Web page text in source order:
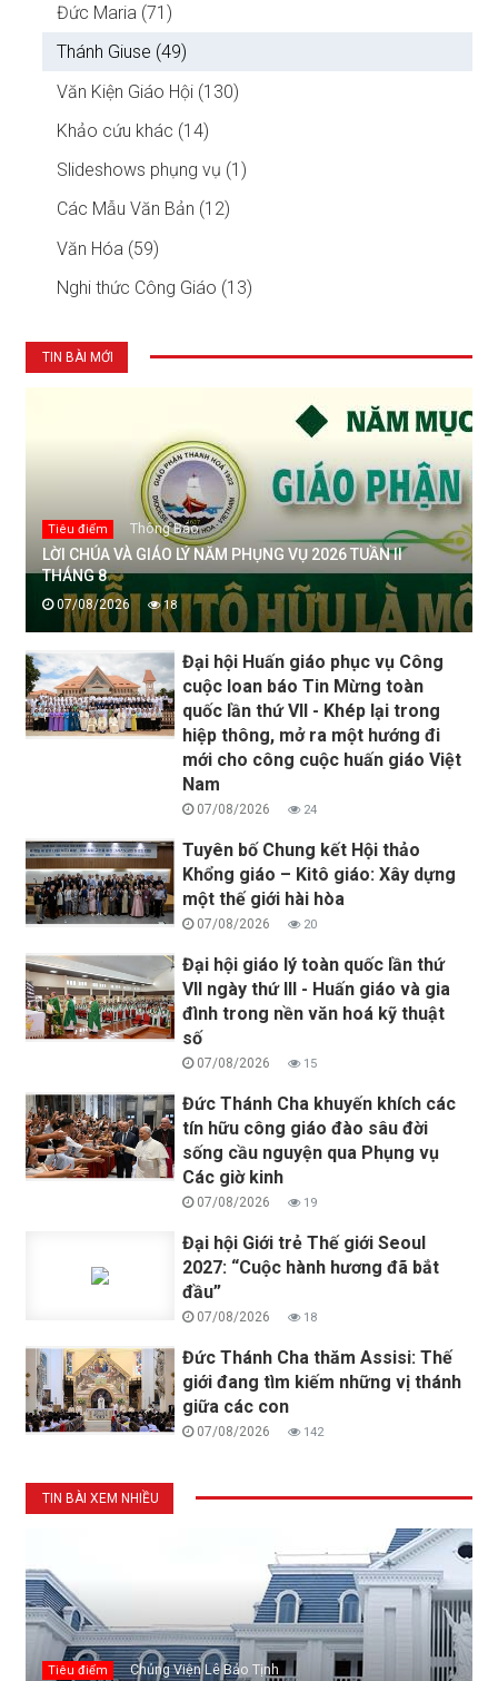
Đức Maria (71)
Thánh Giuse (49)
Văn Kiện Giáo Hội (130)
Khảo cứu khác (14)
Slideshows phụng vụ (1)
Các Mẫu Văn Bản (12)
Văn Hóa (59)
Nghi thức Công Giáo (13)
TIN BÀI MỚI
Tiêu điểm Thông Báo
LỜI CHÚA VÀ GIÁO LÝ NĂM PHỤNG VỤ 2026 TUẦN II
THÁNG 8
07/08/2026 18
Đại hội Huấn giáo phục vụ Công
cuộc loan báo Tin Mừng toàn
quốc lần thứ VII - Khép lại trong
hiệp thông, mở ra một hướng đi
mới cho công cuộc huấn giáo Việt
Nam
07/08/2026 24
Tuyên bố Chung kết Hội thảo
Khổng giáo – Kitô giáo: Xây dựng
một thế giới hài hòa
07/08/2026 20
Đại hội giáo lý toàn quốc lần thứ
VII ngày thứ III - Huấn giáo và gia
đình trong nền văn hoá kỹ thuật
số
07/08/2026 15
Đức Thánh Cha khuyến khích các
tín hữu công giáo đào sâu đời
sống cầu nguyện qua Phụng vụ
Các giờ kinh
07/08/2026 19
Đại hội Giới trẻ Thế giới Seoul
2027: “Cuộc hành hương đã bắt
đầu”
07/08/2026 18
Đức Thánh Cha thăm Assisi: Thế
giới đang tìm kiếm những vị thánh
giữa các con
07/08/2026 142
TIN BÀI XEM NHIỀU
Tiêu điểm Chủng Viện Lê Bảo Tịnh